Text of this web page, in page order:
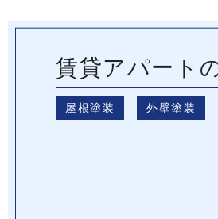
賃貸アパート
屋根塗装 外壁塗装